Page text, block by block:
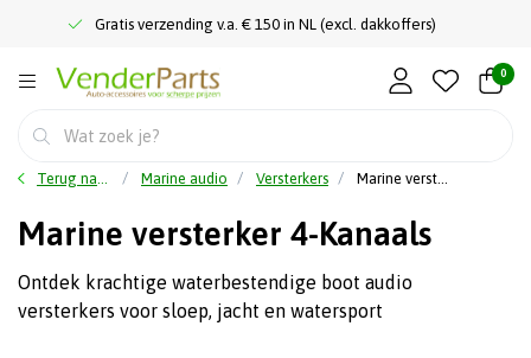
Gratis verzending v.a. € 150 in NL (excl. dakkoffers)
0
Terug naar home Marine audio Versterkers Marine versterker 4-Kanaals
Marine versterker 4-Kanaals
Ontdek krachtige waterbestendige boot audio
versterkers voor sloep, jacht en watersport